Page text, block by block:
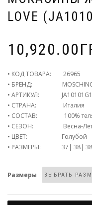
LOVE
10,920.00
• КОД ТОВАРА: 26965
• БРЕНД: MOSCHINO
• АРТИКУЛ:
• СТРАНА: Италия
• СОСТАВ: 100%
• СЕЗОН: Весна-
• ЦВЕТ: Голубой
• РАЗМЕРЫ: 37| 38|
Размеры